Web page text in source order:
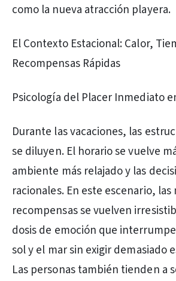
como la nueva atracción playera.
El Contexto Estacional: Calor,
Recompensas Rápidas
Psicología del Placer Inmediato
Durante las vacaciones, las
se diluyen. El horario se vuelve
ambiente más relajado y las
racionales. En este escenario, las
recompensas se vuelven
dosis de emoción que
sol y el mar sin exigir demasiado
Las personas también tienden a